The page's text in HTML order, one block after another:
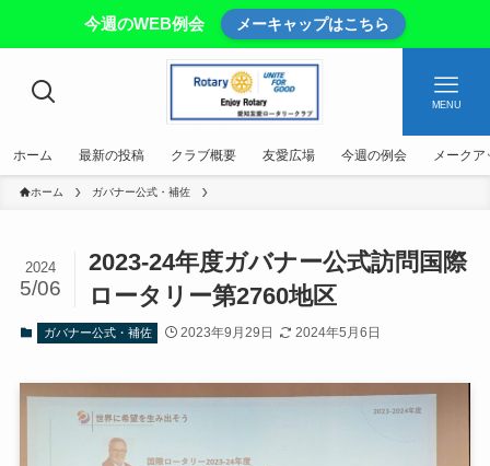
今週のWEB例会 メーキャップはこちら
MENU
ホーム 最新の投稿 クラブ概要 友愛広場 今週の例会 メークア
ホーム ガバナー公式・補佐
2023-24年度ガバナー公式訪問国際
ロータリー第2760地区
2024
5/06
ガバナー公式・補佐 2023年9月29日 2024年5月6日